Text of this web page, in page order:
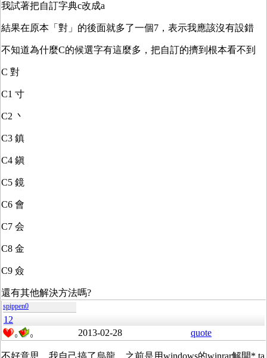
我試著把自訂字典c改成a
結果在原本「對」的後面就多了一個7，表示我應該沒有設錯
不知道為什麼C的候選字有這麼多，把自訂的擠到根本看不到
C 對
C1 寸
C2 丶
C3 鎮
C4 鎭
C5 鏡
C6 會
C7 会
C8 金
C9 僉
還有其他解決方法嗎?
spippen0
12
0 0 2013-02-28 quote